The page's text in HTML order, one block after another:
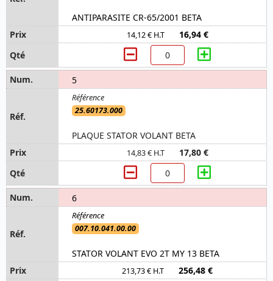
ANTIPARASITE CR-65/2001 BETA
14,12 € H.T 16,94 €
5
25.60173.000
PLAQUE STATOR VOLANT BETA
14,83 € H.T 17,80 €
6
007.10.041.00.00
STATOR VOLANT EVO 2T MY 13 BETA
213,73 € H.T 256,48 €